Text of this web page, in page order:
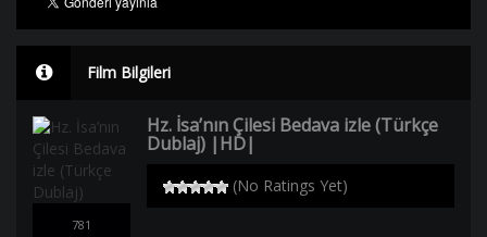
Film Bilgileri
781
Hz. İsa’nın Çilesi Bedava izle (Türkçe
Dublaj) |HD|
(No Ratings Yet)